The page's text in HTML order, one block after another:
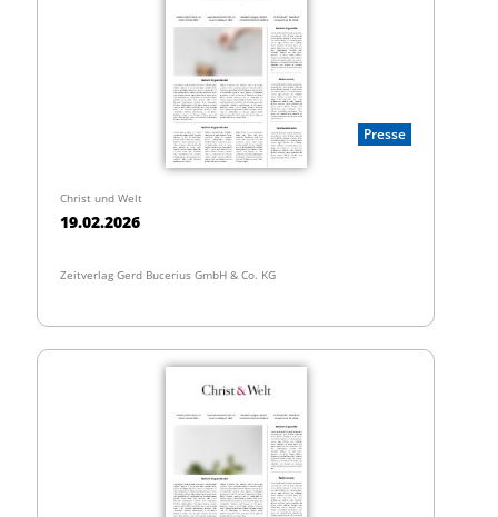
Presse
Christ und Welt
19.02.2026
Zeitverlag Gerd Bucerius GmbH & Co. KG